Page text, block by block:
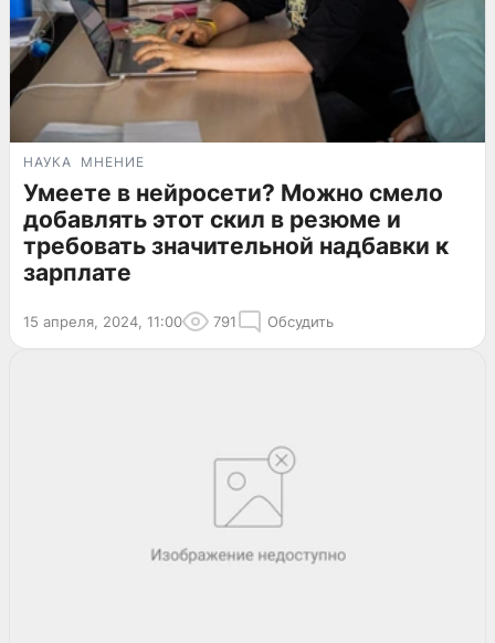
НАУКА МНЕНИЕ
Умеете в нейросети? Можно смело
добавлять этот скил в резюме и
требовать значительной надбавки к
зарплате
15 апреля, 2024, 11:00 791 Обсудить